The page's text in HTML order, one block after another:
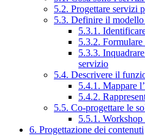
5.2. Progettare servizi
5.3. Definire il
5.3.1.
5.3.2.
5.3.3.
servizio
5.4. Descrivere il
5.4.1. Mappare
5.4.2.
5.5. Co-progettare le
5.5.1.
6. Progettazione dei contenuti